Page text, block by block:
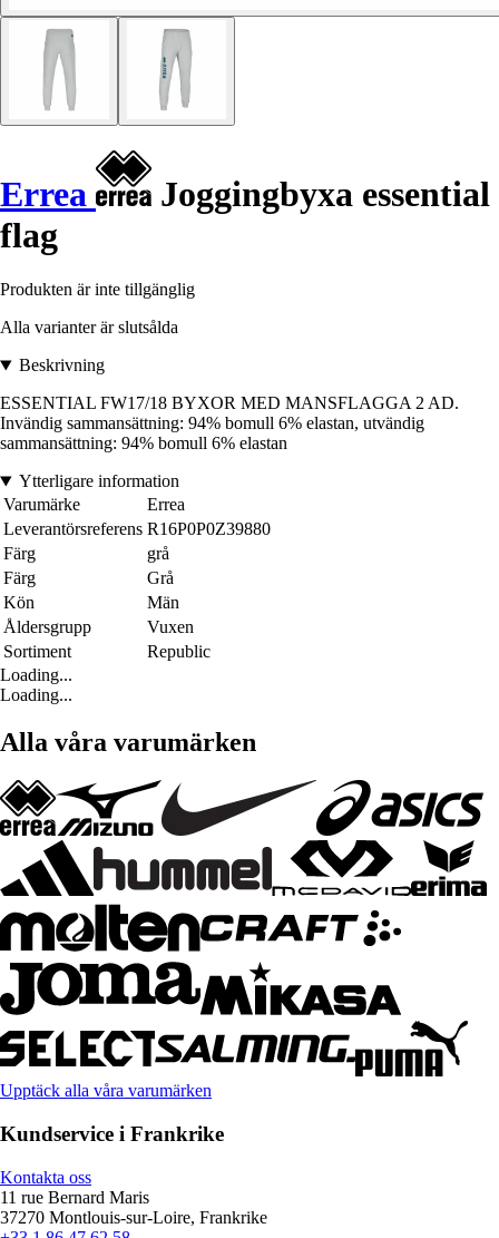
Errea
Joggingbyxa essential
flag
Produkten är inte tillgänglig
Alla varianter är slutsålda
Beskrivning
ESSENTIAL FW17/18 BYXOR MED MANSFLAGGA 2 AD.
Invändig sammansättning: 94% bomull 6% elastan, utvändig
sammansättning: 94% bomull 6% elastan
Ytterligare information
Varumärke
Errea
Leverantörsreferens R16P0P0Z39880
Färg
grå
Färg
Grå
Kön
Män
Åldersgrupp
Vuxen
Sortiment
Republic
Loading...
Loading...
Alla våra varumärken
Upptäck alla våra varumärken
Kundservice i Frankrike
Kontakta oss
11 rue Bernard Maris
37270 Montlouis-sur-Loire, Frankrike